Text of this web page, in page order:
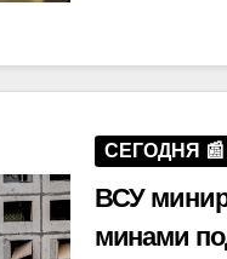
СЕГОДНЯ 📰
ВСУ
минами